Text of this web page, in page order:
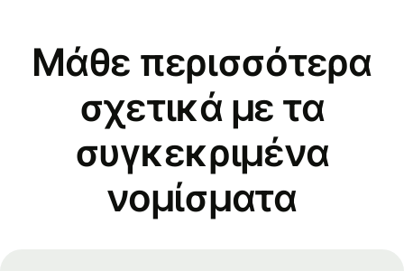
Μάθε περισσότερα
σχετικά με τα
συγκεκριμένα
νομίσματα